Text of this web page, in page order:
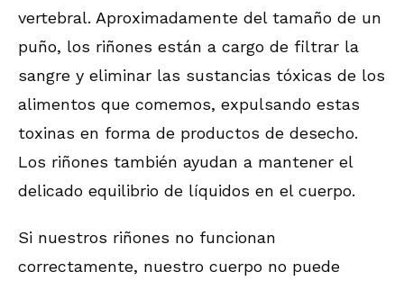
vertebral. Aproximadamente del tamaño de un
puño, los riñones están a cargo de filtrar la
sangre y eliminar las sustancias tóxicas de los
alimentos que comemos, expulsando estas
toxinas en forma de productos de desecho.
Los riñones también ayudan a mantener el
delicado equilibrio de líquidos en el cuerpo.
Si nuestros riñones no funcionan
correctamente, nuestro cuerpo no puede